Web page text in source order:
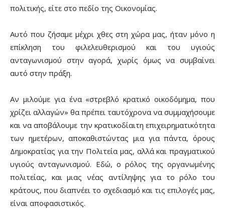
πολιτικής, είτε στο πεδίο της Οικονομίας.
Αυτό που ζήσαμε μέχρι χθες στη χώρα μας, ήταν μόνο η
επίκληση του φιλελευθερισμού και του υγιούς
ανταγωνισμού στην αγορά, χωρίς όμως να συμβαίνει
αυτό στην πράξη.
Αν μιλούμε για ένα «στρεβλό κρατικό οικοδόμημα, που
χρίζει αλλαγών» θα πρέπει ταυτόχρονα να συμμαχήσουμε
και να αποβάλουμε την κρατικοδίαιτη επιχειρηματικότητα
των ημετέρων, αποκαθιστώντας μια για πάντα, όρους
Δημοκρατίας για την Πολιτεία μας, αλλά και πραγματικού
υγιούς ανταγωνισμού. Εδώ, ο ρόλος της οργανωμένης
πολιτείας, και μιας νέας αντίληψης για το ρόλο του
κράτους, που διαπνέει το σχεδιασμό και τις επιλογές μας,
είναι αποφασιστικός.